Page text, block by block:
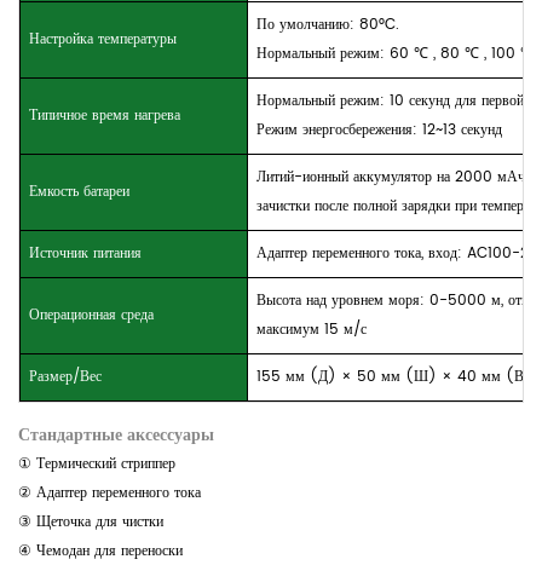
Настройка температуры
По умолчанию: 80°C.
Нормальный режим: 60 ℃ , 80 ℃ , 100 ℃
Типичное время нагрева
Нормальный режим: 10 секунд для первой
Режим энергосбережения: 12~13 секунд
Емкость батареи
Литий-ионный аккумулятор на 2000 мАч.
зачистки после полной зарядки при
Источник питания Адаптер переменного тока, вход:
Операционная среда
Высота над уровнем моря: 0-5000 м,
максимум 15 м/с
Размер/Вес 155 мм (Д) × 50 мм (Ш) × 40 мм (В)
Стандартные аксессуары
① Термический стриппер
② Адаптер переменного тока
③ Щеточка для чистки
④ Чемодан для переноски